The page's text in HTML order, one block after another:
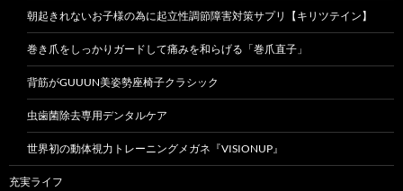
朝起きれないお子様の為に起立性調節障害対策サプリ【キリツテイン】
巻き爪をしっかりガードして痛みを和らげる「巻爪直子」
背筋がGUUUN美姿勢座椅子クラシック
虫歯菌除去専用デンタルケア
世界初の動体視力トレーニングメガネ『VISIONUP』
充実ライフ